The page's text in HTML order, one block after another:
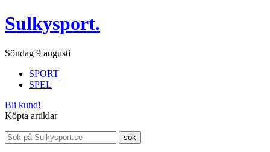
Sulkysport.
Söndag 9 augusti
SPORT
SPEL
Bli kund!
Köpta artiklar